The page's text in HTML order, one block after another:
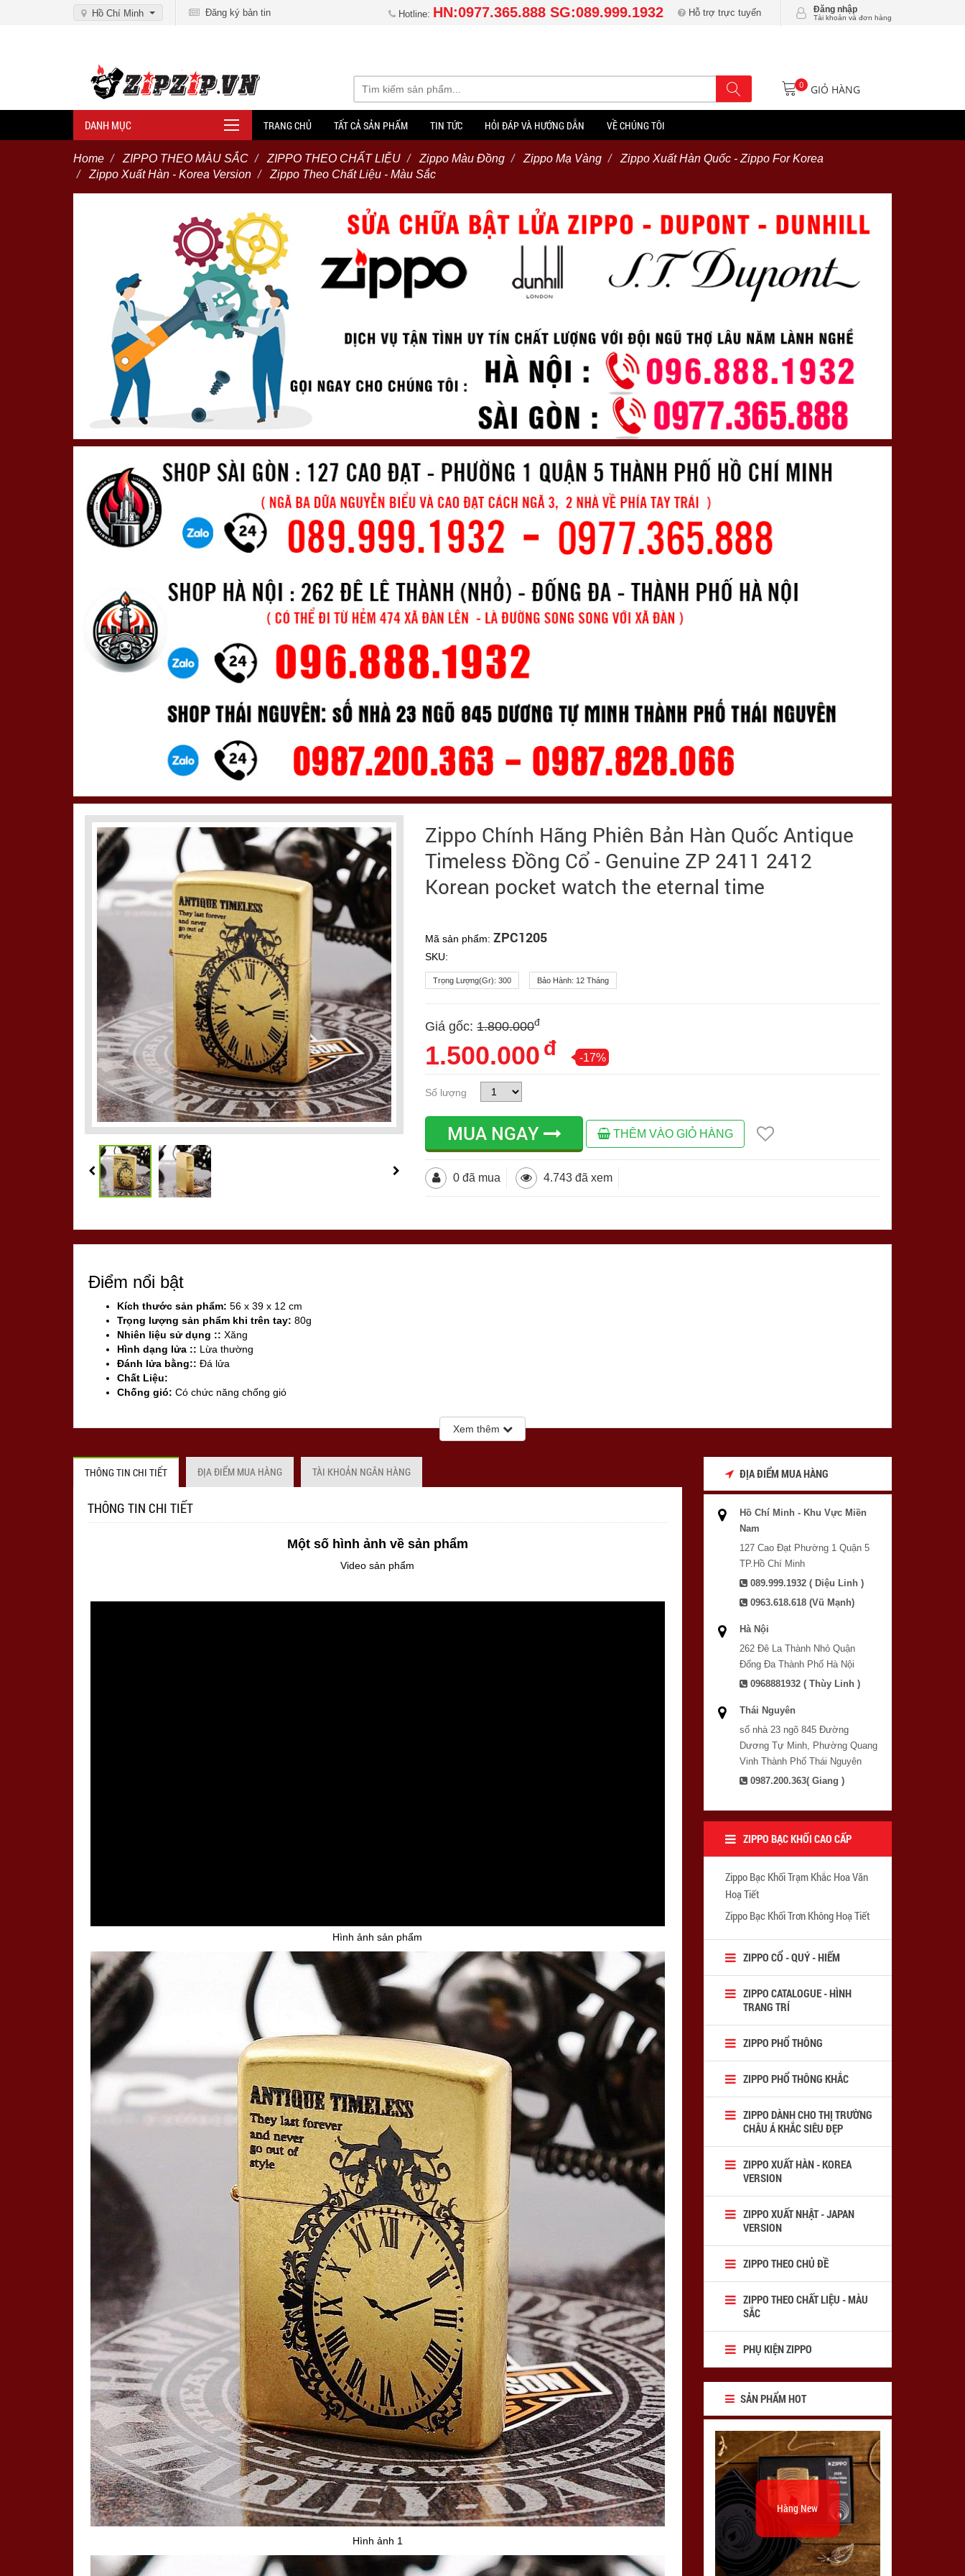
Hồ Chí Minh Đăng ký bản tin Hotline: HN:0977.365.888 SG:089.999.1932 Hỗ trợ trực tuyến Đăng nhập
Tài khoản và đơn hàng
0 GIỎ HÀNG
DANH MỤC TRANG CHỦ TẤT CẢ SẢN PHẨM TIN TỨC HỎI ĐÁP VÀ HƯỚNG DẪN VỀ CHÚNG TÔI
Home ZIPPO THEO MÀU SẮC ZIPPO THEO CHẤT LIỆU Zippo Màu Đồng Zippo Mạ Vàng
Zippo Xuất Hàn Quốc - Zippo For Korea
Zippo Xuất Hàn - Korea Version
Zippo Theo Chất Liệu - Màu Sắc
Zippo Chính Hãng Phiên Bản Hàn Quốc Antique
Timeless Đồng Cổ - Genuine ZP 2411 2412
Korean pocket watch the eternal time
Mã sản phẩm:ZPC1205
SKU:
Trọng Lượng(gr):300 Bảo Hành: 12 Tháng
Giá gốc: 1.800.000đ
1.500.000 đ -17%
Số lượng
MUA NGAY THÊM VÀO GIỎ HÀNG
0 đã mua 4.743 đã xem
Điểm nổi bật
Kích thước sản phẩm: 56 x 39 x 12 cm
Trọng lượng sản phẩm khi trên tay: 80g
Nhiên liệu sử dụng :: Xăng
Hình dạng lửa :: Lừa thường
Đánh lửa bằng:: Đá lửa
Chất Liệu:
Chống gió: Có chức năng chống gió
Xem thêm
THÔNG TIN CHI TIẾT ĐỊA ĐIỂM MUA HÀNG TÀI KHOẢN NGÂN HÀNG
THÔNG TIN CHI TIẾT
Một số hình ảnh về sản phẩm
Video sản phẩm
Hình ảnh sản phẩm
Hình ảnh 1
ĐỊA ĐIỂM MUA HÀNG
Hồ Chí Minh - Khu Vực Miền
Nam
127 Cao Đạt Phường 1 Quận 5
TP.Hồ Chí Minh
089.999.1932 ( Diệu Linh )
0963.618.618 (Vũ Mạnh)
Hà Nội
262 Đê La Thành Nhỏ Quận
Đống Đa Thành Phố Hà Nội
0968881932 ( Thùy Linh )
Thái Nguyên
số nhà 23 ngõ 845 Đường
Dương Tự Minh, Phường Quang
Vinh Thành Phố Thái Nguyên
0987.200.363( Giang )
ZIPPO BẠC KHỐI CAO CẤP
Zippo Bạc Khối Trạm Khắc Hoa Văn
Hoạ Tiết
Zippo Bạc Khối Trơn Không Hoạ Tiết
ZIPPO CỔ - QUÝ - HIẾM
ZIPPO CATALOGUE - HÌNH
TRANG TRÍ
ZIPPO PHỔ THÔNG
ZIPPO PHỔ THÔNG KHẮC
ZIPPO DÀNH CHO THỊ TRƯỜNG
CHÂU Á KHẮC SIÊU ĐẸP
ZIPPO XUẤT HÀN - KOREA
VERSION
ZIPPO XUẤT NHẬT - JAPAN
VERSION
ZIPPO THEO CHỦ ĐỀ
ZIPPO THEO CHẤT LIỆU - MÀU
SẮC
PHỤ KIỆN ZIPPO
SẢN PHẨM HOT
Hàng New